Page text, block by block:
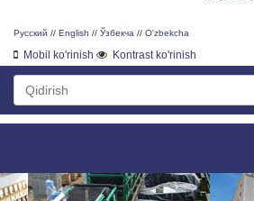
Русский // English // Ўзбекча // O'zbekcha
Mobil ko'rinish Kontrast ko'rinish